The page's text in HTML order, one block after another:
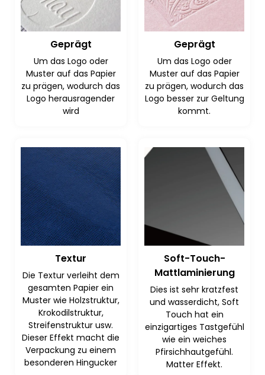
Geprägt
Um das Logo oder
Muster auf das Papier
zu prägen, wodurch das
Logo herausragender
wird
Geprägt
Um das Logo oder
Muster auf das Papier
zu prägen, wodurch das
Logo besser zur Geltung
kommt.
Textur
Die Textur verleiht dem
gesamten Papier ein
Muster wie Holzstruktur,
Krokodilstruktur,
Streifenstruktur usw.
Dieser Effekt macht die
Verpackung zu einem
besonderen Hingucker
Soft-Touch-
Mattlaminierung
Dies ist sehr kratzfest
und wasserdicht, Soft
Touch hat ein
einzigartiges Tastgefühl
wie ein weiches
Pfirsichhautgefühl.
Matter Effekt.